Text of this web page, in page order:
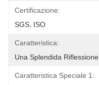
Certificazione:
SGS, ISO
Caratteristica:
Una Splendida Riflessione
Caratteristica Speciale 1: